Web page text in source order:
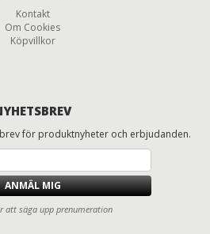
Kontakt
Om Cookies
Köpvillkor
för produktnyheter och erbjudanden.
ANMÄL MIG
att säga upp prenumeration